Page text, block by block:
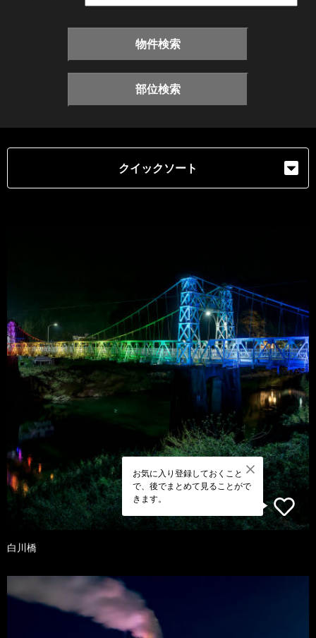
物件検索
部位検索
クイックソート
お気に入り登録しておくこと
で、後でまとめて見ることがで
きます。
白川橋